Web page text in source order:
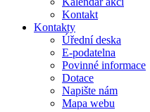
Kontakt
Kontakty
Úřední deska
E-podatelna
Povinné informace
Dotace
Napište nám
Mapa webu